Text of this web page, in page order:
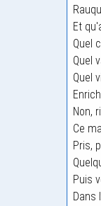
Et
Quel
Quel
Quel
Non,
Ce
Pris,
Puis
Dans